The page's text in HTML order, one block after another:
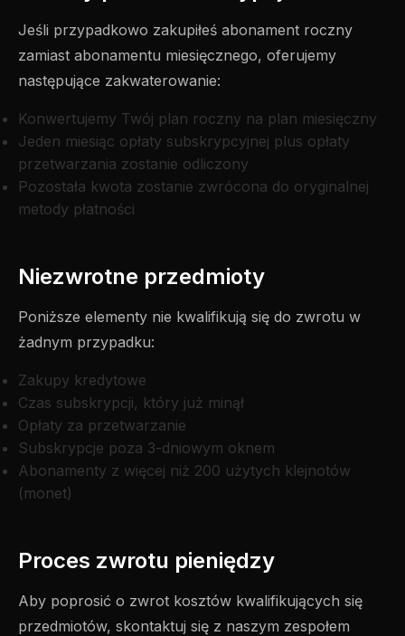
Jeśli przypadkowo zakupiłeś abonament roczny
zamiast abonamentu miesięcznego, oferujemy
następujące zakwaterowanie:
Konwertujemy Twój plan roczny na plan miesięczny
Jeden miesiąc opłaty subskrypcyjnej plus opłaty
przetwarzania zostanie odliczony
Pozostała kwota zostanie zwrócona do oryginalnej
metody płatności
Niezwrotne przedmioty
Poniższe elementy nie kwalifikują się do zwrotu w
żadnym przypadku:
Zakupy kredytowe
Czas subskrypcji, który już minął
Opłaty za przetwarzanie
Subskrypcje poza 3-dniowym oknem
Abonamenty z więcej niż 200 użytych klejnotów
(monet)
Proces zwrotu pieniędzy
Aby poprosić o zwrot kosztów kwalifikujących się
przedmiotów, skontaktuj się z naszym zespołem